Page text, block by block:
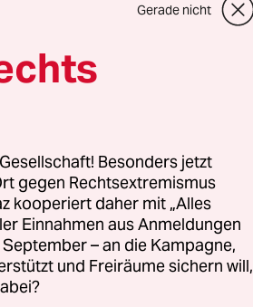
mit
Gericht
unter
von
Gerade nicht
Besonders jetzt
gegen Rechtsextremismus
kooperiert daher mit „Alles
Einnahmen aus Anmeldungen
– an die Kampagne,
und Freiräume sichern will,